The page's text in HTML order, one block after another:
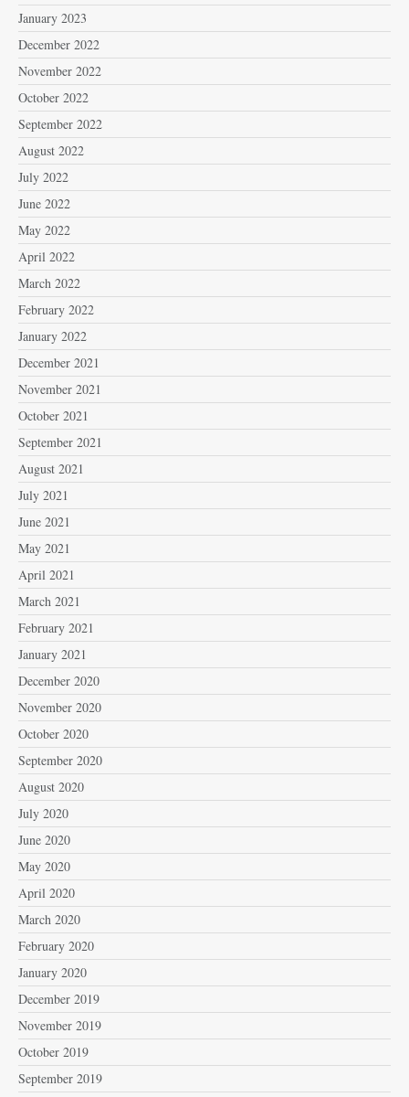
January 2023
December 2022
November 2022
October 2022
September 2022
August 2022
July 2022
June 2022
May 2022
April 2022
March 2022
February 2022
January 2022
December 2021
November 2021
October 2021
September 2021
August 2021
July 2021
June 2021
May 2021
April 2021
March 2021
February 2021
January 2021
December 2020
November 2020
October 2020
September 2020
August 2020
July 2020
June 2020
May 2020
April 2020
March 2020
February 2020
January 2020
December 2019
November 2019
October 2019
September 2019